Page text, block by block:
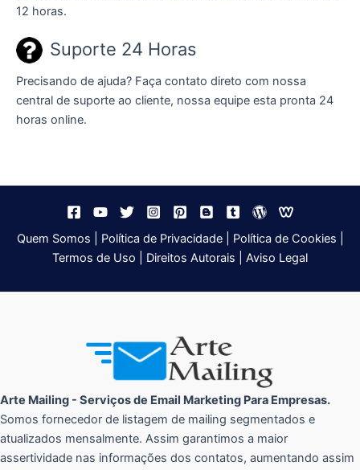
12 horas.
Suporte 24 Horas
Precisando de ajuda? Faça contato direto com nossa
central de suporte ao cliente, nossa equipe esta pronta 24
horas online.
Quem Somos Política de Privacidade| Política de Cookies
Termos de Uso
Direitos Autorais Aviso Legal
Arte Mailing - Serviços de Email Marketing Para Empresas.
Somos fornecedor de listagem de mailing segmentados e
atualizados mensalmente. Assim garantimos a maior
assertividade nas informações dos contatos, aumentando assim